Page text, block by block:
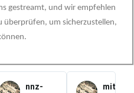
gestreamt, und wir empfehlen
überprüfen, um sicherzustellen,
nnz-